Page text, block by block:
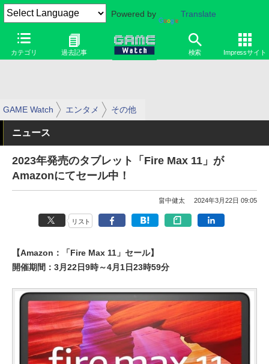
Powered by Translate
カテゴリ 過去記事 検索 Impressサイト
GAME Watch エンタメ その他
ニュース
2023年発売のタブレット「Fire Max 11」が
Amazonにてセール中！
畠中健太 2024年3月22日 09:05
リスト
【Amazon：「Fire Max 11」セール】
開催期間：3月22日9時～4月1日23時59分